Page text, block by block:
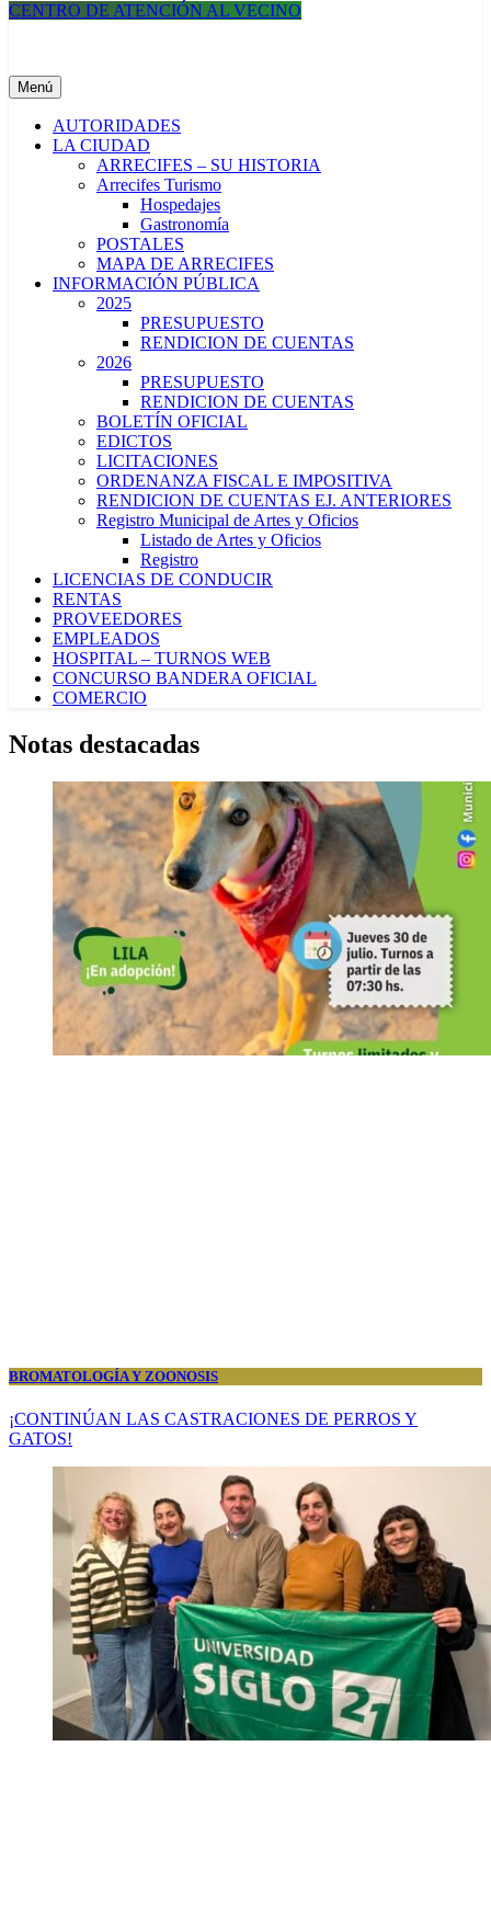
CENTRO DE ATENCIÓN AL VECINO
Menú
AUTORIDADES
LA CIUDAD
ARRECIFES – SU HISTORIA
Arrecifes Turismo
Hospedajes
Gastronomía
POSTALES
MAPA DE ARRECIFES
INFORMACIÓN PÚBLICA
2025
PRESUPUESTO
RENDICION DE CUENTAS
2026
PRESUPUESTO
RENDICION DE CUENTAS
BOLETÍN OFICIAL
EDICTOS
LICITACIONES
ORDENANZA FISCAL E IMPOSITIVA
RENDICION DE CUENTAS EJ. ANTERIORES
Registro Municipal de Artes y Oficios
Listado de Artes y Oficios
Registro
LICENCIAS DE CONDUCIR
RENTAS
PROVEEDORES
EMPLEADOS
HOSPITAL – TURNOS WEB
CONCURSO BANDERA OFICIAL
COMERCIO
Notas destacadas
BROMATOLOGÍA Y ZOONOSIS
¡CONTINÚAN LAS CASTRACIONES DE PERROS Y
GATOS!